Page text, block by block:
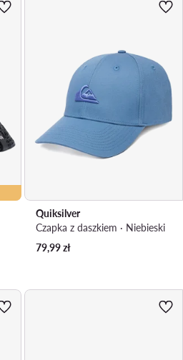
Quiksilver
Czapka z daszkiem · Niebieski
79,99zł